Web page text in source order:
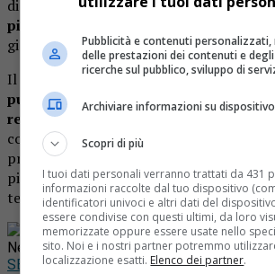
di resa:
si preferisce importare
piuttosto che rendere appetibile il
giovani e disoccupati».
Il gruppo chiede di rivedere l’accordo,
pubblico trasparente, prevedere
residenti
, sostenere i costi delle patenti
condizioni del mestiere. Secondo Futuro
problema della carenza di autisti va
più attrattivo il lavoro per i giovani e i
territorio.
Rimani aggiornato
News!
SEGUICI
Pubblicità e contenuti
delle prestazioni dei contenuti e
ricerche sul pubblico, sviluppo di
Archiviare informazioni su
Scopri di più
I tuoi dati personali verranno trattati da 431
informazioni raccolte dal tuo dispositivo
identificatori univoci e altri dati del
essere condivise con questi ultimi, da loro
memorizzate oppure essere usate nello
sito. Noi e i nostri partner potremmo
localizzazione esatti. Elenco dei partner.